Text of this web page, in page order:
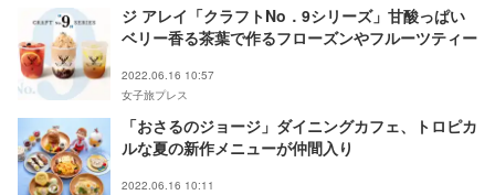
ジ アレイ「クラフトNo．9シリーズ」甘酸っぱい
ベリー香る茶葉で作るフローズンやフルーツティー
2022.06.16 10:57
女子旅プレス
「おさるのジョージ」ダイニングカフェ、トロピカ
ルな夏の新作メニューが仲間入り
2022.06.16 10:11